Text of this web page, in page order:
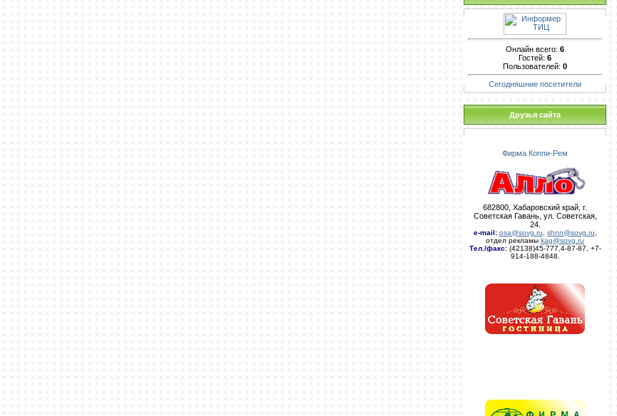
Онлайн всего: 6
Гостей: 6
Пользователей: 0
Сегодняшние посетители
Друзья сайта
Фирма Коппи-Рем
682800, Хабаровский край, г.
Советская Гавань, ул. Советская,
24.
e-mail: osa@sovg.ru shnn@sovg.ru
отдел рекламы kag@sovg.ru
Тел./факс:(42138)45-777,4-87-87, +7-
914-188-4848.